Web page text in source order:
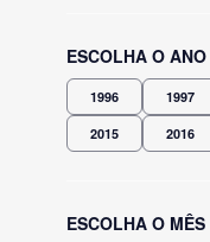
ESCOLHA O ANO
1996 1997
2015 2016
ESCOLHA O MÊS